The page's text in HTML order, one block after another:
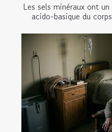
Les sels minéraux ont
acido-basique du